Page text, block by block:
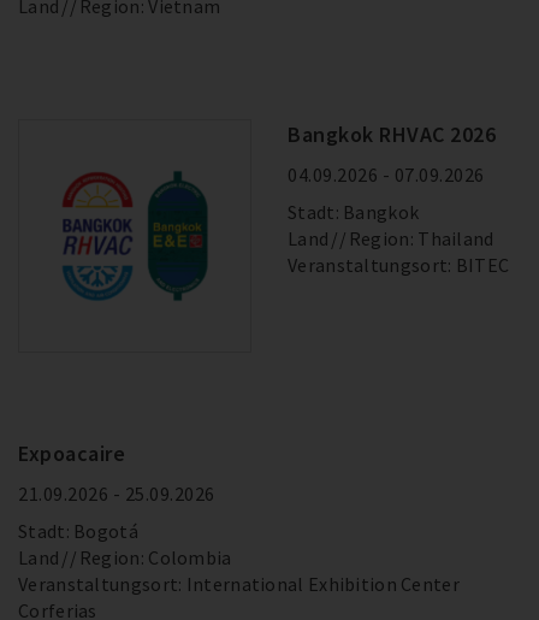
Land
Region: Vietnam
Bangkok RHVAC 2026
04.09.2026 - 07.09.2026
Stadt: Bangkok
Land
Region: Thailand
Veranstaltungsort: BITEC
Expoacaire
21.09.2026 - 25.09.2026
Stadt: Bogotá
Land
Region: Colombia
Veranstaltungsort: International Exhibition Center
Corferias